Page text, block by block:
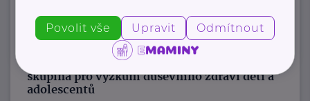
info@spolusodvahou.cz
Národní ústav duševního zdraví, Pracovní
skupina pro výzkum duševního zdraví dětí a
adolescentů
Povolit vše Upravit Odmítnout